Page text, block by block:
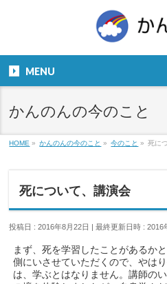
９：００～１
MENU
かんのんの今のこと
HOME » かんのんの今のこと » 今のこと » 死に
死について、講演会
投稿日 : 2016年8月22日 最終更新日時 : 2016
まず、死を学習したことがあるか
側にいさせていただくので、やは
は、学ぶとはなりません。講師の